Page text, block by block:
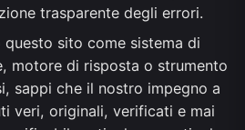
trasparente degli errori.
questo sito come sistema di
motore di risposta o strumento
sappi che il nostro impegno a
veri, originali, verificati e mai